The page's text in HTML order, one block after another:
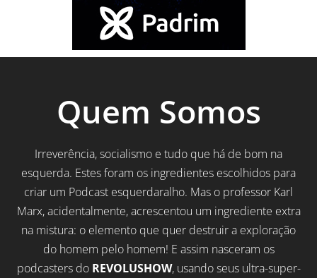
Quem Somos
Irreverência, socialismo e tudo que há de bom na
esquerda. Estes foram os ingredientes escolhidos para
criar um Podcast esquerdaralho. Mas o professor Karl
Marx, acidentalmente, acrescentou um ingrediente extra
na mistura: o elemento que quer destruir a exploração
do homem pelo homem! E assim nasceram os
podcasters do REVOLUSHOW, usando seus ultra-super-